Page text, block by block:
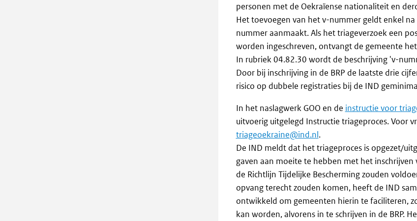
personen met de Oekraïense nationaliteit en
Het toevoegen van het v-nummer geldt enkel
nummer aanmaakt. Als het triageverzoek een
worden ingeschreven, ontvangt de gemeente
In rubriek 04.82.30 wordt de beschrijving 'v-
Door bij inschrijving in de BRP de laatste drie
risico op dubbele registraties bij de IND
In het naslagwerk GOO en de instructie voor
uitvoerig uitgelegd Instructie triageproces. Voor
triageoekraine@ind.nl.
De IND meldt dat het triageproces is opgezet/
gaven aan moeite te hebben met het
de Richtlijn Tijdelijke Bescherming zouden
opvang terecht zouden komen, heeft de IND
ontwikkeld om gemeenten hierin te faciliteren,
kan worden, alvorens in te schrijven in de BRP.